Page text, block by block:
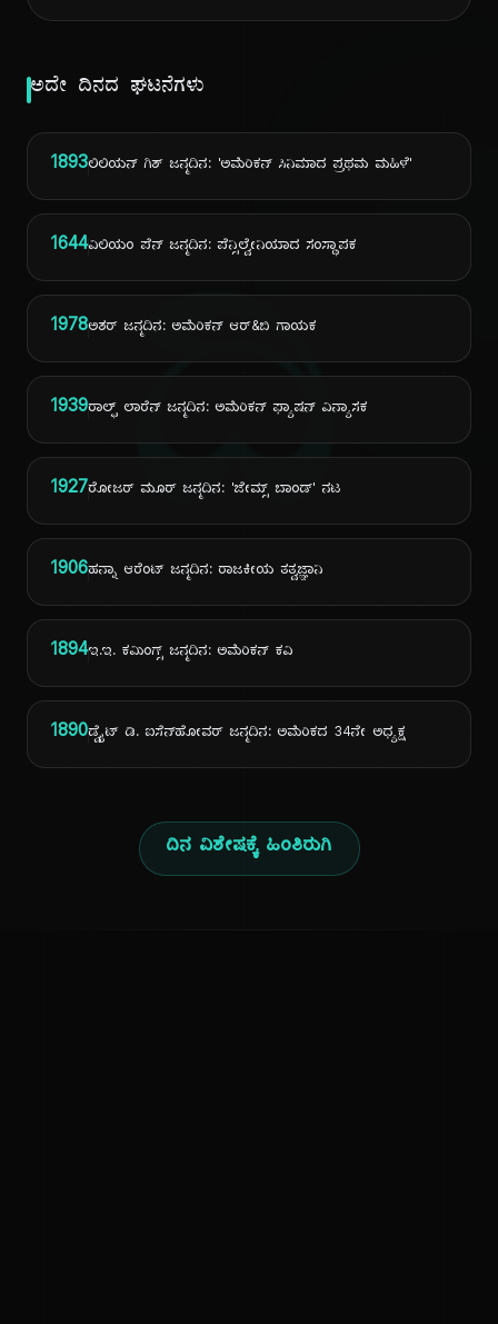
ದಿ
ಅದೇ ದಿನದ ಘಟನೆಗಳು
1893ಲಿಲಿಯನ್ ಗಿಶ್ ಜನ್ಮದಿನ: 'ಅಮೆರಿಕನ್ ಸಿನಿಮಾದ ಪ್ರಥಮ ಮಹಿಳೆ'
1644ವಿಲಿಯಂ ಪೆನ್ ಜನ್ಮದಿನ: ಪೆನ್ಸಿಲ್ವೇನಿಯಾದ ಸಂಸ್ಥಾಪಕ
1978ಅಶರ್ ಜನ್ಮದಿನ: ಅಮೆರಿಕನ್ ಆರ್&ಬಿ ಗಾಯಕ
1939ರಾಲ್ಫ್ ಲಾರೆನ್ ಜನ್ಮದಿನ: ಅಮೆರಿಕನ್ ಫ್ಯಾಷನ್ ವಿನ್ಯಾಸಕ
1927ರೋಜರ್ ಮೂರ್ ಜನ್ಮದಿನ: 'ಜೇಮ್ಸ್ ಬಾಂಡ್' ನಟ
1906ಹನ್ನಾ ಆರೆಂಟ್ ಜನ್ಮದಿನ: ರಾಜಕೀಯ ತತ್ವಜ್ಞಾನಿ
1894ಇ.ಇ. ಕಮಿಂಗ್ಸ್ ಜನ್ಮದಿನ: ಅಮೆರಿಕನ್ ಕವಿ
1890ಡ್ವೈಟ್ ಡಿ. ಐಸೆನ್‌ಹೋವರ್ ಜನ್ಮದಿನ: ಅಮೆರಿಕದ 34ನೇ ಅಧ್ಯಕ್ಷ
ದಿನ ವಿಶೇಷಕ್ಕೆ ಹಿಂತಿರುಗಿ